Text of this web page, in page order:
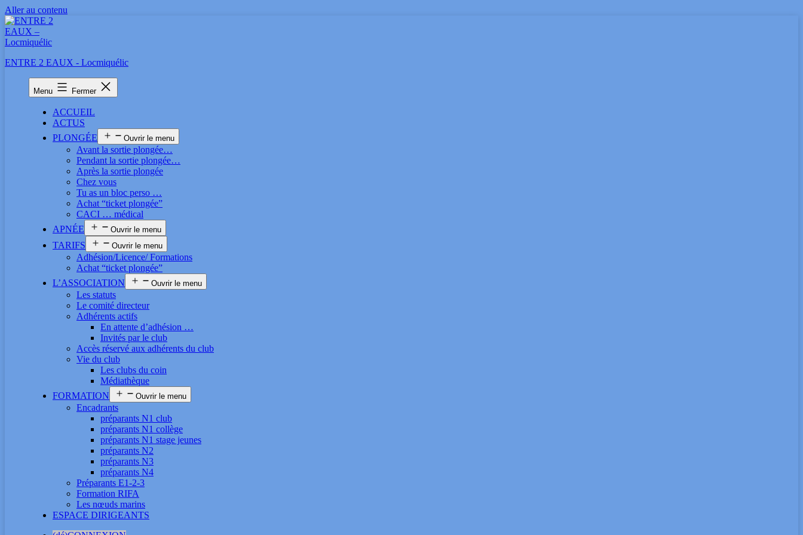
Aller au contenu
ENTRE 2 EAUX - Locmiquélic
Menu Fermer
ACCUEIL
ACTUS
PLONGÉE
Ouvrir le menu
Avant la sortie plongée…
Pendant la sortie plongée…
Après la sortie plongée
Chez vous
Tu as un bloc perso …
Achat “ticket plongée”
CACI … médical
APNÉE
Ouvrir le menu
TARIFS Ouvrir le menu
Adhésion/Licence/ Formations
Achat “ticket plongée”
L’ASSOCIATION
Ouvrir le menu
Les statuts
Le comité directeur
Adhérents actifs
En attente d’adhésion …
Invités par le club
Accès réservé aux adhérents du club
Vie du club
Les clubs du coin
Médiathèque
FORMATION
Ouvrir le menu
Encadrants
préparants N1 club
préparants N1 collège
préparants N1 stage jeunes
préparants N2
préparants N3
préparants N4
Préparants E1-2-3
Formation RIFA
Les nœuds marins
ESPACE DIRIGEANTS